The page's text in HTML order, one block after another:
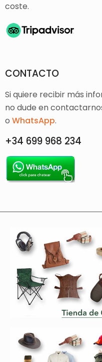
coste.
CONTACTO
Si quiere recibir más
no dude en
o WhatsApp.
+34 699 968 234